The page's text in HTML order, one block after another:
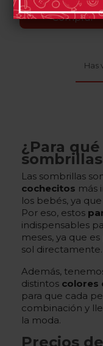
Comprar
Has
¿Para
Las sombrillas
cochecitos más
los bebés, ya
Por eso, estos
indispensables
meses, ya que
sol directamente.
Además,
distintos colores
para que cada
combinación y
la moda.
Precios